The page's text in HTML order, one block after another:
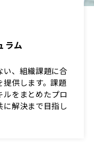
ラム
い、組織課題に合
供します。課題
をまとめたプロ
解決まで目指し